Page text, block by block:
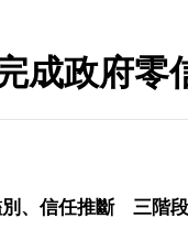
成政府零
、信任推斷 三階